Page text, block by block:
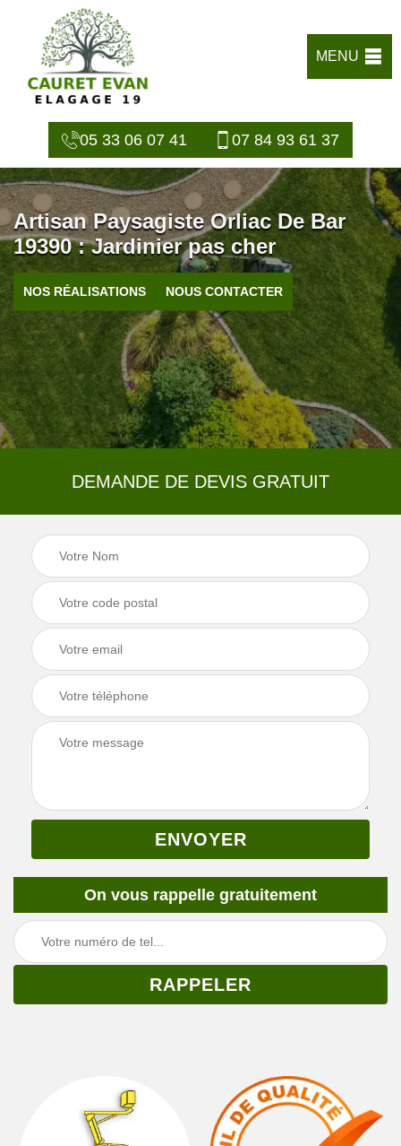
MENU
05 33 06 07 41 07 84 93 61 37
Artisan Paysagiste Orliac De Bar
19390 : Jardinier pas cher
NOS RÉALISATIONS NOUS CONTACTER
DEMANDE DE DEVIS GRATUIT
On vous rappelle gratuitement